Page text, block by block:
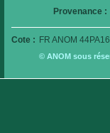
Provenance :
Cote : FR ANOM
© ANOM sous